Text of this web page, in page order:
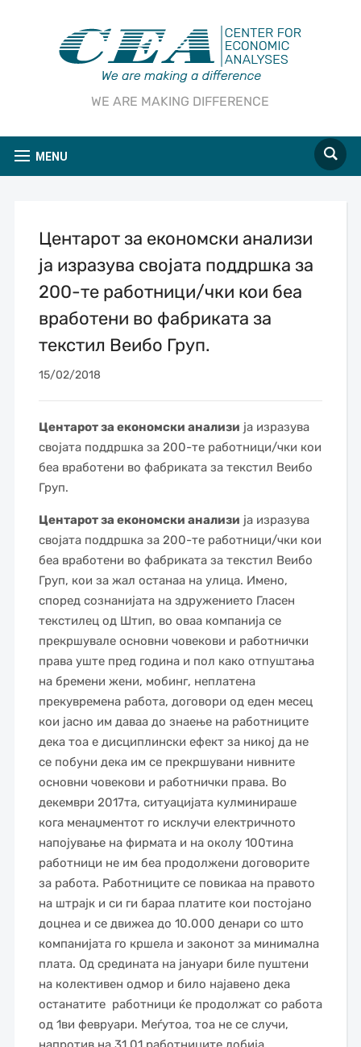
WE ARE MAKING DIFFERENCE
MENU
Центарот за економски анализи
ја изразува својата поддршка за
200-те работници/чки кои беа
вработени во фабриката за
текстил Веибо Груп.
15/02/2018
Центарот за економски анализи ја изразува
својата поддршка за 200-те работници/чки кои
беа вработени во фабриката за текстил Веибо
Груп.
Центарот за економски анализи ја изразува
својата поддршка за 200-те работници/чки кои
беа вработени во фабриката за текстил Веибо
Груп, кои за жал останаа на улица. Имено,
според сознанијата на здружението Гласен
текстилец од Штип, во оваа компанија се
прекршувале основни човекови и работнички
права уште пред година и пол како отпуштања
на бремени жени, мобинг, неплатена
прекувремена работа, договори од еден месец
кои јасно им даваа до знаење на работниците
дека тоа е дисциплински ефект за никој да не
се побуни дека им се прекршувани нивните
основни човекови и работнички права. Во
декември 2017та, ситуацијата кулминираше
кога менаџментот го исклучи електричното
напојување на фирмата и на околу 100тина
работници не им беа продолжени договорите
за работа. Работниците се повикаа на правото
на штрајк и си ги бараа платите кои постојано
доцнеа и се движеа до 10.000 денари со што
компанијата го кршела и законот за минимална
плата. Од средината на јануари биле пуштени
на колективен одмор и било најавено дека
останатите работници ќе продолжат со работа
од 1ви февруари. Меѓутоа, тоа не се случи,